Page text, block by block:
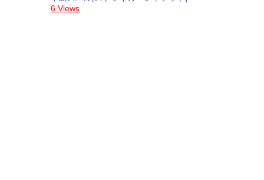
6 Views